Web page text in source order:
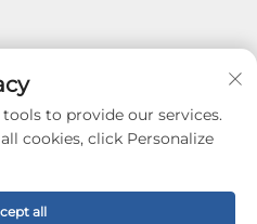
Yorklon Wallcoverings
-
to provide our services.
cookies, click Personalize
all